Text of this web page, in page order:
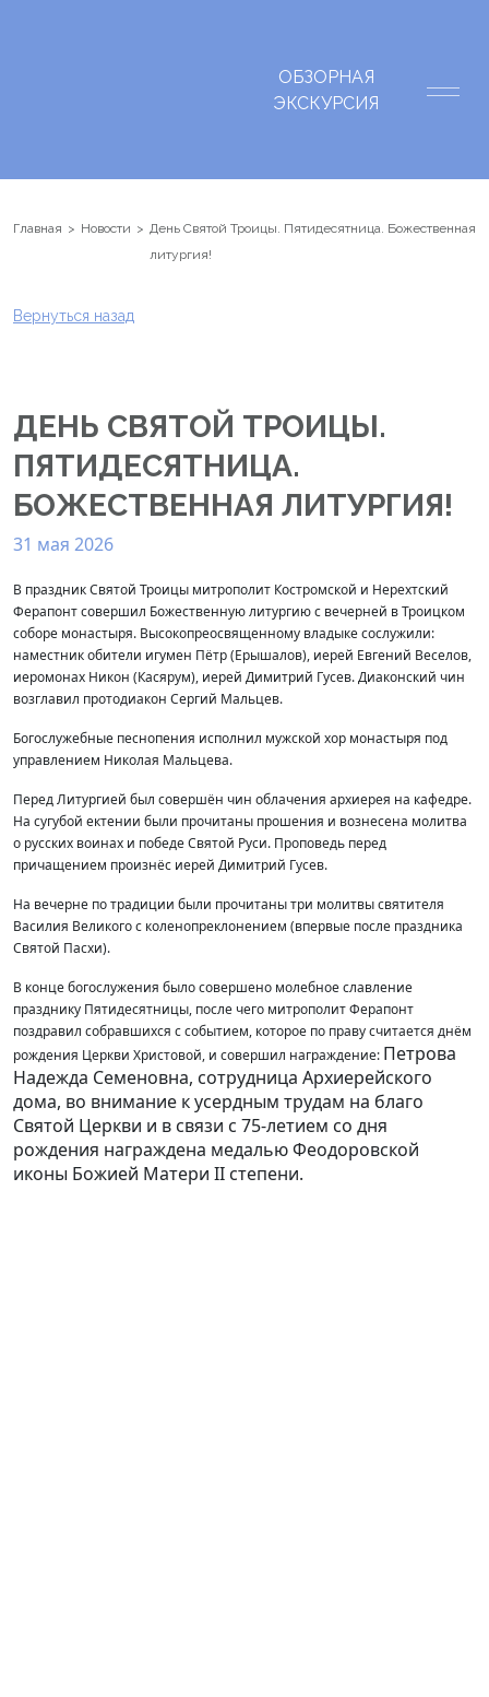
ОБЗОРНАЯ
ЭКСКУРСИЯ
Главная Новости
День Святой Троицы. Пятидесятница. Божественная
литургия!
Вернуться назад
ДЕНЬ СВЯТОЙ ТРОИЦЫ.
ПЯТИДЕСЯТНИЦА.
БОЖЕСТВЕННАЯ ЛИТУРГИЯ!
31 мая 2026
В праздник Святой Троицы митрополит Костромской и Нерехтский
Ферапонт совершил Божественную литургию с вечерней в Троицком
соборе монастыря. Высокопреосвященному владыке сослужили:
наместник обители игумен Пётр (Ерышалов), иерей Евгений Веселов,
иеромонах Никон (Касярум), иерей Димитрий Гусев. Диаконский чин
возглавил протодиакон Сергий Мальцев.
Богослужебные песнопения исполнил мужской хор монастыря под
управлением Николая Мальцева.
Перед Литургией был совершён чин облачения архиерея на кафедре.
На сугубой ектении были прочитаны прошения и вознесена молитва
о русских воинах и победе Святой Руси. Проповедь перед
причащением произнёс иерей Димитрий Гусев.
На вечерне по традиции были прочитаны три молитвы святителя
Василия Великого с коленопреклонением (впервые после праздника
Святой Пасхи).
В конце богослужения было совершено молебное славление
празднику Пятидесятницы, после чего митрополит Ферапонт
поздравил собравшихся с событием, которое по праву считается днём
рождения Церкви Христовой, и совершил награждение: Петрова
Надежда Семеновна, сотрудница Архиерейского
дома, во внимание к усердным трудам на благо
Святой Церкви и в связи с 75-летием со дня
рождения награждена медалью Феодоровской
иконы Божией Матери II степени.